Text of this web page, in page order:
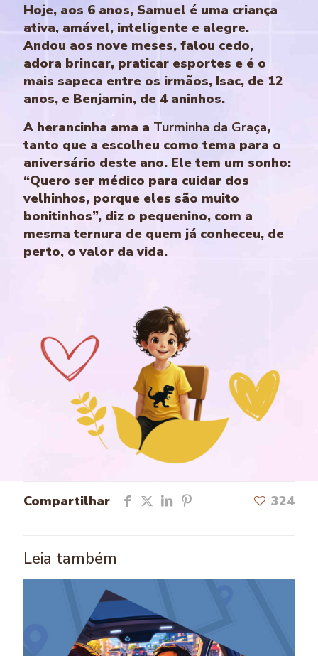
Hoje, aos 6 anos, Samuel é uma criança
ativa, amável, inteligente e alegre.
Andou aos nove meses, falou cedo,
adora brincar, praticar esportes e é o
mais sapeca entre os irmãos, Isac, de 12
anos, e Benjamin, de 4 aninhos.
A herancinha ama a Turminha da Graça,
tanto que a escolheu como tema para o
aniversário deste ano. Ele tem um sonho:
“Quero ser médico para cuidar dos
velhinhos, porque eles são muito
bonitinhos”, diz o pequenino, com a
mesma ternura de quem já conheceu, de
perto, o valor da vida.
Compartilhar 324
Leia também